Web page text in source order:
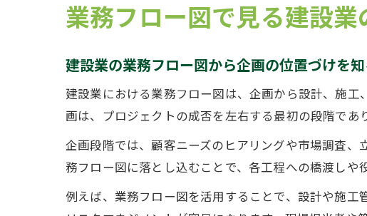
業務フロー図で見る建設
建設業の業務フロー図から企画の位置づけを
建設業における業務フロー図は、企画から設計、施
画は、プロジェクトの成否を左右する最初の段階であ
企画段階では、顧客ニーズのヒアリングや市場調査
務フロー図に落とし込むことで、各工程への橋渡しや
例えば、業務フロー図を活用することで、設計や施